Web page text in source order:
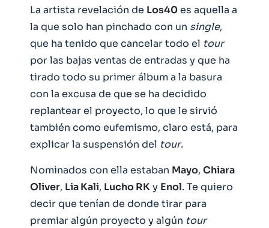
La artista revelación de Los40 es aquella a
la que solo han pinchado con un single,
que ha tenido que cancelar todo el tour
por las bajas ventas de entradas y que ha
tirado todo su primer álbum a la basura
con la excusa de que se ha decidido
replantear el proyecto, lo que le sirvió
también como eufemismo, claro está, para
explicar la suspensión del tour.
Nominados con ella estaban Mayo, Chiara
Oliver, Lia Kali, Lucho RKy Enol. Te quiero
decir que tenían de donde tirar para
premiar algún proyecto y algún tour